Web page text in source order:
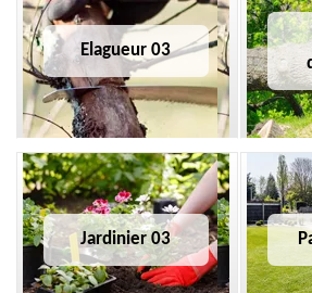
Elagueur 03
Jardinier 03